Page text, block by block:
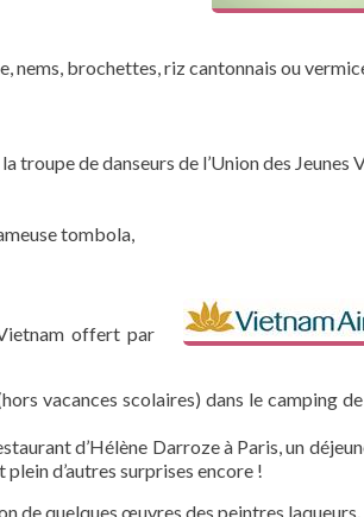
nems, brochettes, riz cantonnais ou
troupe de danseurs de l’Union des Jeunes
tombola,
offert par
vacances scolaires) dans le camping de
d’Hélène Darroze à Paris, un
d’autres surprises encore !
de quelques œuvres des peintres laqueurs.